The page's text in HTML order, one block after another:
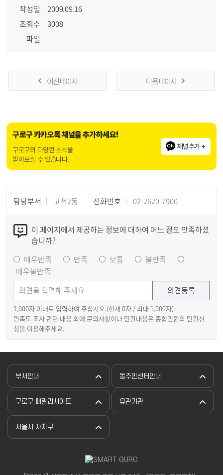
작성일
2009.09.16
조회수
3008
파일
이전 페이지 다음 페이지
구로구 카카오톡 채널을 추가하세요!
구로구의 다양한 소식을
받아보실 수 있습니다.
채널추가 +
담당부서 고척2동 전화번호 02-2620-7900
이 페이지에서 제공하는 정보에 대하여 어느 정도 만족하셨
습니까?
매우만족
만족 보통
불만족
매우불만족
1,000자 이내로 입력하여 주십시오.(현재 0자 / 최대 1,000자)
만족도 조사 관련 내용 외에 문의사항이나 민원내용은 종합민원의 민원신
청을 이용해주세요.
부서안내 동주민센터안내
구로구 패밀리사이트 유관기관
서울시 자치구